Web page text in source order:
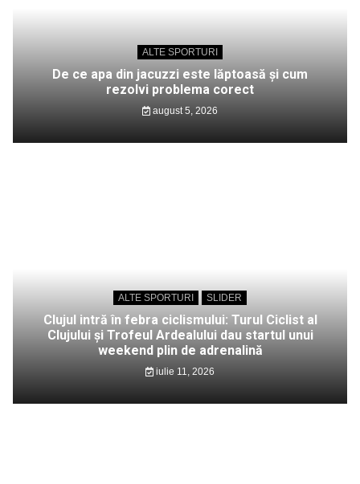
ALTE SPORTURI
De ce apa din jacuzzi este lăptoasă și cum
rezolvi problema corect
august 5, 2026
ALTE SPORTURI SLIDER
Clujul intră în febra ciclismului: Turul Ciclist al
Clujului și Trofeul Ardealului dau startul unui
weekend plin de adrenalină
iulie 11, 2026